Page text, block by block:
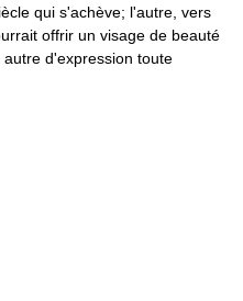
qui s'achève; l'autre, vers
offrir un visage de beauté
d'expression toute